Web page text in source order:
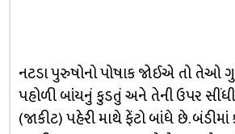
નટડા પુરુષોનો પોષાક જોઈએ તો તેઓ
પહોળી બાંયનું કુડતું અને તેની ઉપર
(જાકીટ) પહેરી માથે ફેંટો બાંધે છે. બંડીમાં